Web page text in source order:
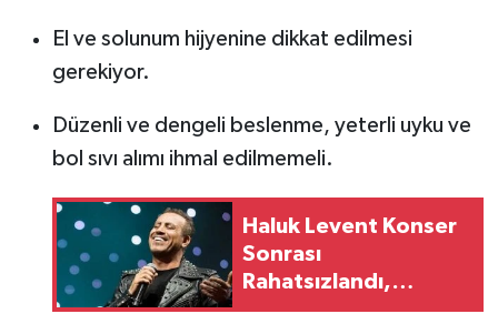
El ve solunum hijyenine dikkat edilmesi
gerekiyor.
Düzenli ve dengeli beslenme, yeterli uyku ve
bol sıvı alımı ihmal edilmemeli.
Haluk Levent Konser
Sonrası
Rahatsızlandı,
Hastanede Tedavi